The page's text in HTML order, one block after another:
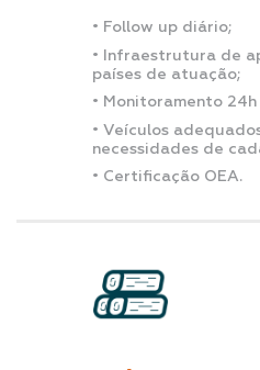
• Follow up diário;
• Infraestrutura de
países de atuação;
• Monitoramento
• Veículos
necessidades de
• Certificação OEA.